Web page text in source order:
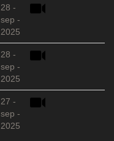
28 -
sep -
2025
28 -
sep -
2025
27 -
sep -
2025